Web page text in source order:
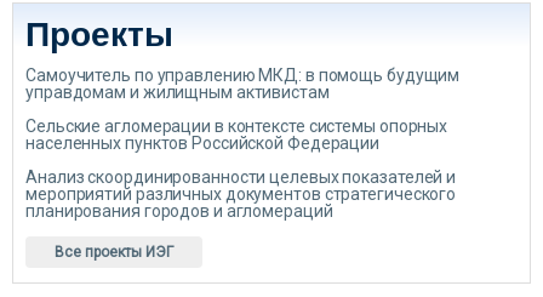
Проекты
Самоучитель по управлению МКД: в помощь будущим
управдомам и жилищным активистам
Сельские агломерации в контексте системы опорных
населенных пунктов Российской Федерации
Анализ скоординированности целевых показателей и
мероприятий различных документов стратегического
планирования городов и агломераций
Все проекты ИЭГ